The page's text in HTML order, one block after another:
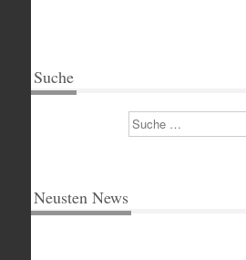
Suche
Suchen
Neusten News